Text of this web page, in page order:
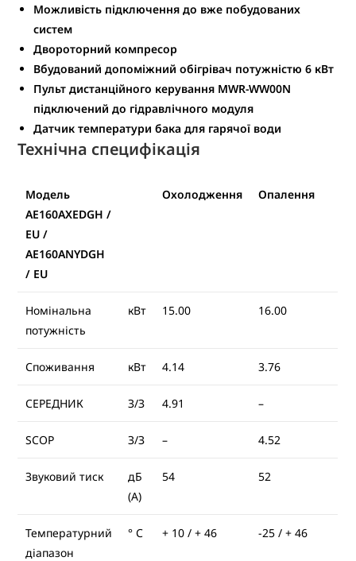
Можливість підключення до вже побудованих
систем
Двороторний компресор
Вбудований допоміжний обігрівач потужністю 6 кВт
Пульт дистанційного керування MWR-WW00N
підключений до гідравлічного модуля
Датчик температури бака для гарячої води
Технічна специфікація
Модель
AE160AXEDGH /
EU /
AE160ANYDGH
/ EU
Охолодження Опалення
Номінальна
потужність
кВт 15.00 16.00
Споживання кВт 4.14 3.76
СЕРЕДНИК З/З 4.91 –
SCOP З/З – 4.52
Звуковий тиск
дБ
(А)
54 52
Температурний
діапазон
° С + 10 / + 46 -25 / + 46